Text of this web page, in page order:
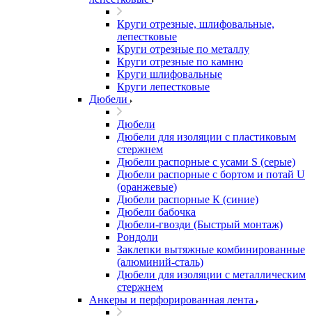
Круги отрезные, шлифовальные,
лепестковые
Круги отрезные по металлу
Круги отрезные по камню
Круги шлифовальные
Круги лепестковые
Дюбели
Дюбели
Дюбели для изоляции с пластиковым
стержнем
Дюбели распорные с усами S (серые)
Дюбели распорные c бортом и потай U
(оранжевые)
Дюбели распорные К (синие)
Дюбели бабочка
Дюбели-гвозди (Быстрый монтаж)
Рондоли
Заклепки вытяжные комбинированные
(алюминий-сталь)
Дюбели для изоляции с металлическим
стержнем
Анкеры и перфорированная лента